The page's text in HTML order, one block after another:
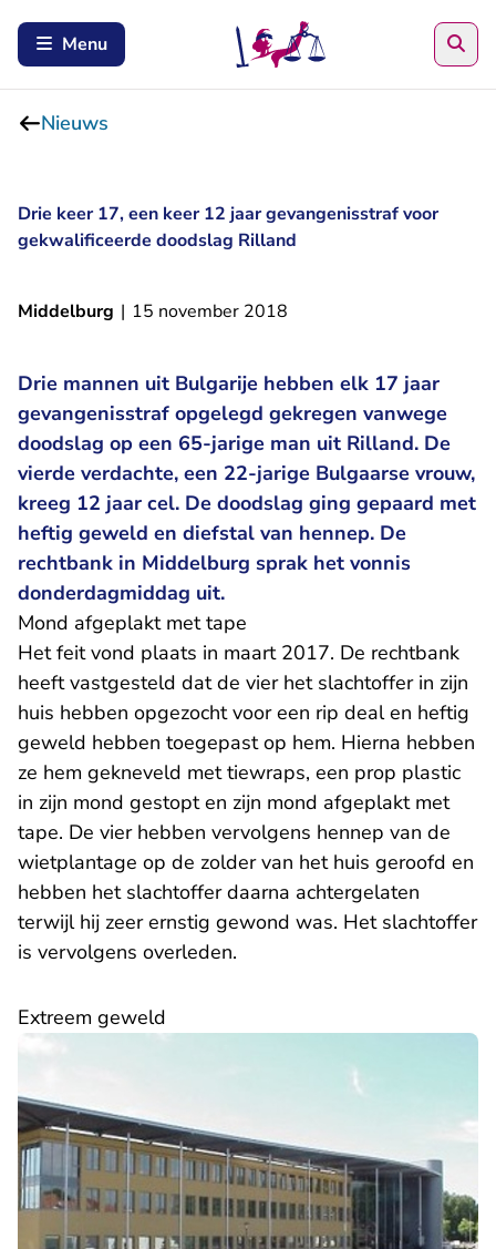
Menu
Nieuws
Drie keer 17, een keer 12 jaar gevangenisstraf voor
gekwalificeerde doodslag Rilland
Middelburg | 15 november 2018
Drie mannen uit Bulgarije hebben elk 17 jaar
gevangenisstraf opgelegd gekregen vanwege
doodslag op een 65-jarige man uit Rilland. De
vierde verdachte, een 22-jarige Bulgaarse vrouw,
kreeg 12 jaar cel. De doodslag ging gepaard met
heftig geweld en diefstal van hennep. De
rechtbank in Middelburg sprak het vonnis
donderdagmiddag uit.
Mond afgeplakt met tape
Het feit vond plaats in maart 2017. De rechtbank
heeft vastgesteld dat de vier het slachtoffer in zijn
huis hebben opgezocht voor een rip deal en heftig
geweld hebben toegepast op hem. Hierna hebben
ze hem gekneveld met tiewraps, een prop plastic
in zijn mond gestopt en zijn mond afgeplakt met
tape. De vier hebben vervolgens hennep van de
wietplantage op de zolder van het huis geroofd en
hebben het slachtoffer daarna achtergelaten
terwijl hij zeer ernstig gewond was. Het slachtoffer
is vervolgens overleden.
Extreem geweld